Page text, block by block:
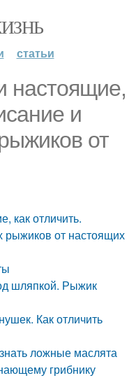
статьи
настоящие,
и
от
как отличить.
от настоящих
шляпкой. Рыжик
Как отличить
ложные маслята
грибнику